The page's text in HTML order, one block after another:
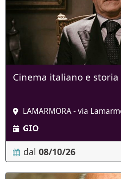
Cinema italiano e
LAMARMORA - via
GIO
dal 08/10/26